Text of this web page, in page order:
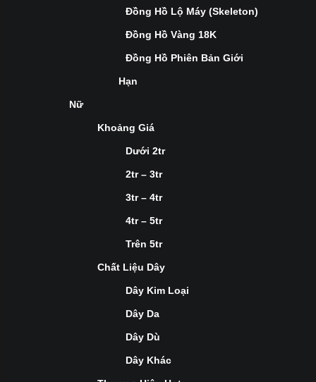
Đồng Hồ Lộ Máy (Skeleton)
Đồng Hồ Vàng 18K
Đồng Hồ Phiên Bản Giới
Hạn
Nữ
Khoảng Giá
Dưới 2tr
2tr – 3tr
3tr – 4tr
4tr – 5tr
Trên 5tr
Chất Liệu Dây
Dây Kim Loại
Dây Da
Dây Dù
Dây Khác